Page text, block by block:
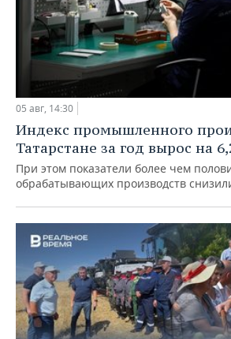
05 авг, 14:30
Индекс промышленного
Татарстане за год вырос на
При этом показатели более чем
обрабатывающих производств